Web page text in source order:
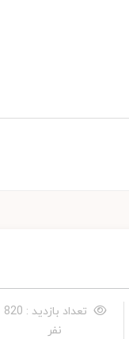
تعداد بازدید : 820
نفر